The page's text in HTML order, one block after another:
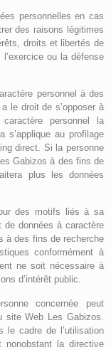
personnelles en cas
des raisons légitimes
droits et libertés de
ou la défense
personnel à des
le droit de s’opposer à
personnel la
s’applique au profilage
direct. Si la personne
Gabizos à des fins de
plus les données
des motifs liés à sa
de données à caractère
à des fins de recherche
conformément à
ne soit nécessaire à
d’intérêt public.
concernée peut
site Web Les Gabizos.
le cadre de l’utilisation
nonobstant la directive